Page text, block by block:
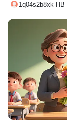
1q04s2b8xk-HB